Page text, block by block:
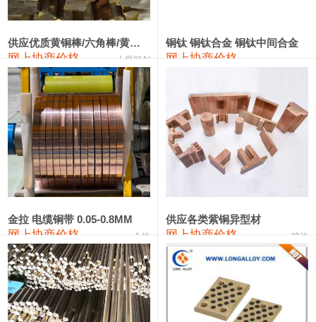
2202#硅 14,100—14,300
金属硅3303#-2202# 10,400—14,200 12,300 0
漆包线 111,970—115,970 113,970
磷铜合金 110,800—117,600 114,200 400
无氧铜丝(硬) 109,710—110,010 109,860
R410A专用紫铜管 113,700—113,700
铸造铝合金锭(A380） 26,300—26,500 26,400 100
铝合金ADC12 24,200—24,400 100
铸造铝合金锭(ZL102) 24,300—24,500 24,400
供应优质黄铜棒/六角棒/黄铜方板
网上协商价格 十堰同创
铜钛 铜钛合金 铜钛中间合金
网上协商价格
金拉 电缆铜带 0.05-0.8MM
网上协商价格 金拉
供应各类紫铜异型材
网上协商价格 骏达